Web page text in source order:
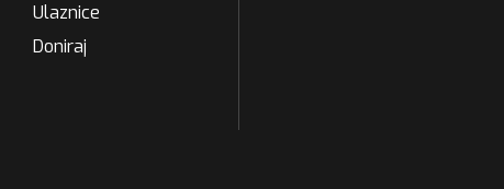
Ulaznice
Doniraj